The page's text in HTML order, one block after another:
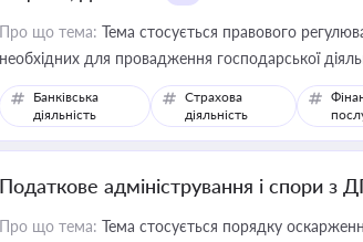
Про що тема: Тема стосується правового
необхідних для провадження господарської
Банківська
діяльність
Страхова
діяльність
Податкове адміністрування і спори з
Про що тема: Тема стосується порядку